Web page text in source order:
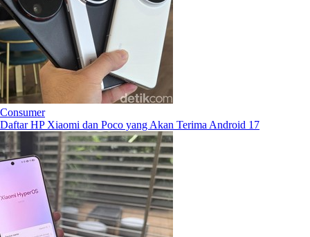
Consumer
Daftar HP Xiaomi dan Poco yang Akan Terima Android 17